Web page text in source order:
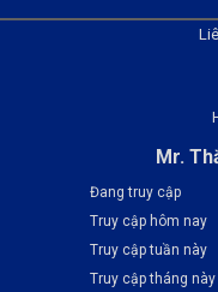
Mr.
Đang truy cập
Truy cập hôm nay
Truy cập tuần này
Truy cập tháng này